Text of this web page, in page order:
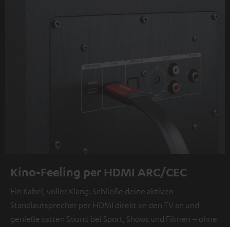
Kino-Feeling per HDMI ARC/CEC
Ein Kabel, voller Klang: Schließe deine aktiven
Standlautsprecher per HDMI direkt an den TV an und
genieße satten Sound bei Sport, Shows und Filmen – ohne